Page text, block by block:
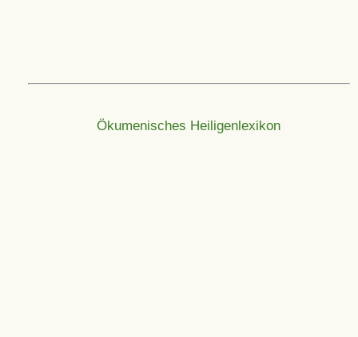
Ökumenisches Heiligenlexikon